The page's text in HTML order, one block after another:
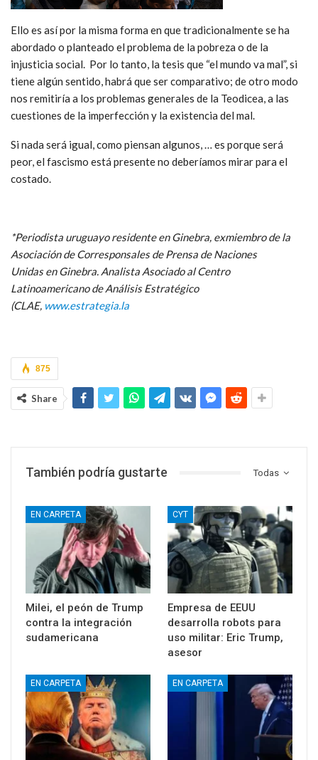
Ello es así por la misma forma en que tradicionalmente se ha
abordado o planteado el problema de la pobreza o de la
injusticia social. Por lo tanto, la tesis que “el mundo va mal”, si
tiene algún sentido, habrá que ser comparativo; de otro modo
nos remitiría a los problemas generales de la Teodicea, a las
cuestiones de la imperfección y la existencia del mal.
Si nada será igual, como piensan algunos, … es porque será
peor, el fascismo está presente no deberíamos mirar para el
costado.
*Periodista uruguayo residente en Ginebra, exmiembro de la
Asociación de Corresponsales de Prensa de Naciones
Unidas en Ginebra. Analista Asociado al Centro
Latinoamericano de Análisis Estratégico
(CLAE, www.estrategia.la
875
Share
Todas
También podría gustarte
EN CARPETA
Milei, el peón de Trump
contra la integración
sudamericana
CYT
Empresa de EEUU
desarrolla robots para
uso militar: Eric Trump,
asesor
EN CARPETA EN CARPETA